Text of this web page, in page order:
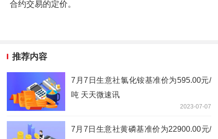
合约交易的定价。
推荐内容
7月7日生意社氯化铵基准价为595.00元/
吨 天天微速讯
2023-07-07
7月7日生意社黄磷基准价为22900.00元/